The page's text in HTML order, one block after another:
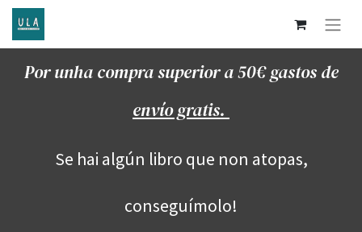
Por unha compra superior a 50€ gastos de
envío gratis.
Se hai algún libro que non atopas,
conseguímolo!